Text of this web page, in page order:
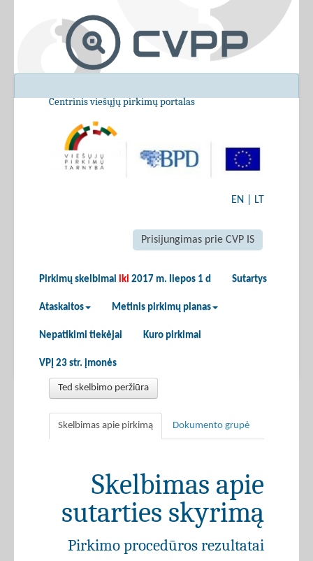
Centrinis viešųjų pirkimų portalas
EN LT
Prisijungimas prie CVP IS
Pirkimų skelbimai iki 2017 m. liepos 1 d Sutartys
Ataskaitos Metinis pirkimų planas
Nepatikimi tiekėjai Kuro pirkimai
VPĮ 23 str. įmonės
Ted skelbimo peržiūra
Skelbimas apie pirkimą Dokumento grupė
Skelbimas apie
sutarties skyrimą
Pirkimo procedūros rezultatai